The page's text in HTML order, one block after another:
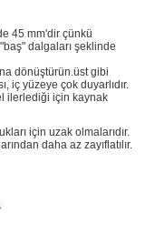
45 mm'dir çünkü
dalgaları şeklinde
dönüştürün.üst gibi
iç yüzeye çok duyarlıdır.
ilerlediği için kaynak
için uzak olmalarıdır.
daha az zayıflatılır.